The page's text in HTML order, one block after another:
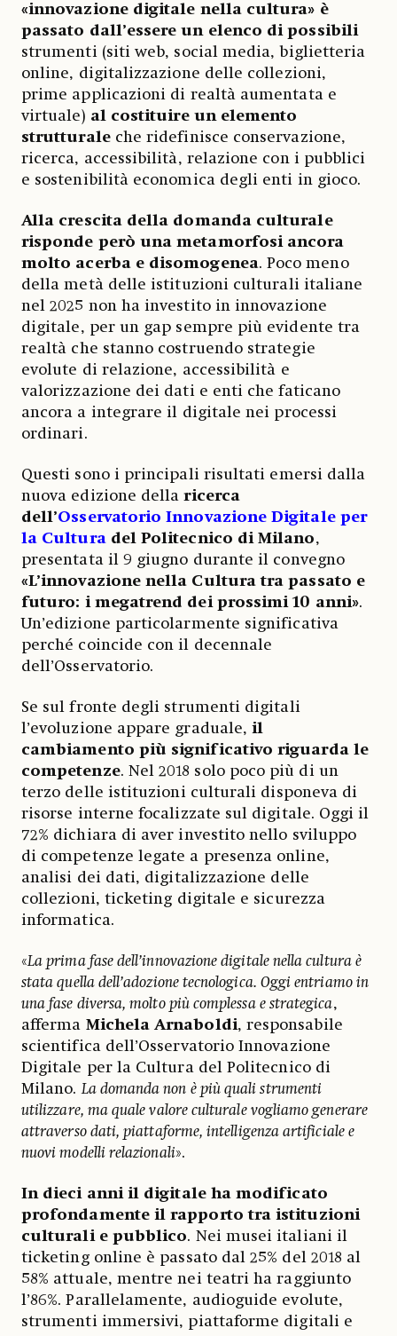
«innovazione digitale nella cultura» è
passato dall’essere un elenco di possibili
strumenti (siti web, social media, biglietteria
online, digitalizzazione delle collezioni,
prime applicazioni di realtà aumentata e
virtuale) al costituire un elemento
strutturaleche ridefinisce conservazione,
ricerca, accessibilità, relazione con i pubblici
e sostenibilità economica degli enti in gioco.
Alla crescita della domanda culturale
risponde però una metamorfosi ancora
molto acerba e disomogenea. Poco meno
della metà delle istituzioni culturali italiane
nel 2025 non ha investito in innovazione
digitale, per un gap sempre più evidente tra
realtà che stanno costruendo strategie
evolute di relazione, accessibilità e
valorizzazione dei dati e enti che faticano
ancora a integrare il digitale nei processi
ordinari.
Questi sono i principali risultati emersi dalla
nuova edizione dellaricerca
dell’Osservatorio Innovazione Digitale per
la Culturadel Politecnico di Milano,
presentata il 9 giugno durante il convegno
«L’innovazione nella Cultura tra passato e
futuro: i megatrend dei prossimi 10 anni».
Un’edizione particolarmente significativa
perché coincide con il decennale
dell’Osservatorio.
Se sul fronte degli strumenti digitali
l’evoluzione appare graduale,il
cambiamento più significativo riguarda le
competenze. Nel 2018 solo poco più di un
terzo delle istituzioni culturali disponeva di
risorse interne focalizzate sul digitale. Oggi il
72% dichiara di aver investito nello sviluppo
di competenze legate a presenza online,
analisi dei dati, digitalizzazione delle
collezioni, ticketing digitale e sicurezza
informatica.
«La prima fase dell’innovazione digitale nella cultura è
stata quella dell’adozione tecnologica. Oggi entriamo in
una fase diversa, molto più complessa e strategica,
afferma Michela Arnaboldi, responsabile
scientifica dell’Osservatorio Innovazione
Digitale per la Cultura del Politecnico di
Milano.La domanda non è più quali strumenti
utilizzare, ma quale valore culturale vogliamo generare
attraverso dati, piattaforme, intelligenza artificiale e
nuovi modelli relazionali».
In dieci anni il digitale ha modificato
profondamente il rapporto tra istituzioni
culturali e pubblico. Nei musei italiani il
ticketing online è passato dal 25% del 2018 al
58% attuale, mentre nei teatri ha raggiunto
l’86%. Parallelamente, audioguide evolute,
strumenti immersivi, piattaforme digitali e